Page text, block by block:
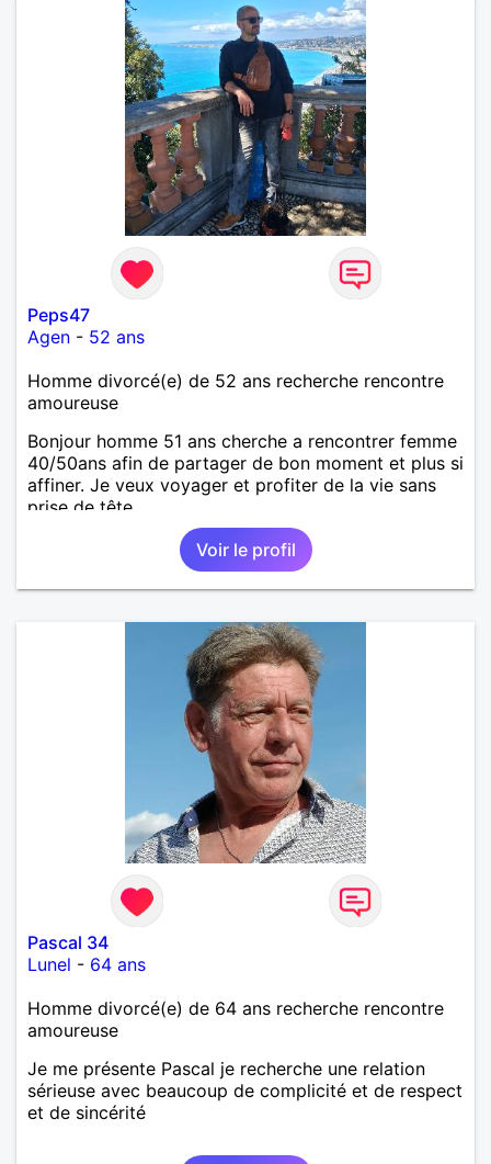
Peps47
Agen - 52 ans
Homme divorcé(e) de 52 ans recherche rencontre
amoureuse
Bonjour homme 51 ans cherche a rencontrer femme
40/50ans afin de partager de bon moment et plus si
affiner. Je veux voyager et profiter de la vie sans
prise de tête.
Voir le profil
Pascal 34
Lunel - 64 ans
Homme divorcé(e) de 64 ans recherche rencontre
amoureuse
Je me présente Pascal je recherche une relation
sérieuse avec beaucoup de complicité et de respect
et de sincérité